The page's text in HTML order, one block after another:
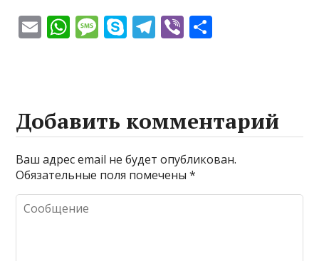
E W
A
p
p
M
g
e
S
e
T
a
m
Vi
а
в
и
т
Добавить комментарий
Ваш адрес email не будет опубликован.
Обязательные поля помечены*